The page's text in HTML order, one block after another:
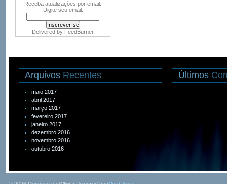
Receba atualizações por email.
Digite seu email:
Delivered by FeedBurner
Arquivos Recentes
maio 2017
abril 2017
março 2017
fevereiro 2017
janeiro 2017
dezembro 2016
novembro 2016
outubro 2016
Últimos